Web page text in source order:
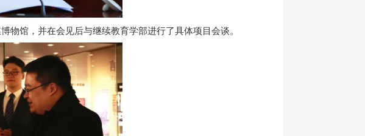
物馆，并在会见后与继续教育学部进行了具体项目会谈。